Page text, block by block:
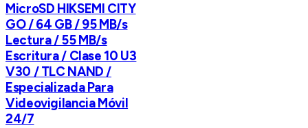
MicroSD HIKSEMI CITY
GO / 64 GB / 95 MB/s
Lectura / 55 MB/s
Escritura / Clase 10 U3
V30 / TLC NAND /
Especializada Para
Videovigilancia Móvil
24/7